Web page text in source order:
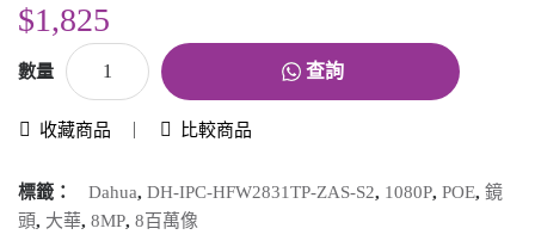
$1,825
數量 查詢
收藏商品 比較商品
標籤： Dahua, DH-IPC-HFW2831TP-ZAS-S2, 1080P, POE, 鏡
頭, 大華, 8MP, 8百萬像